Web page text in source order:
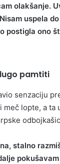
olakšanje.
uspela
postigla ono
pamtiti
senzaciju
meč lopte, a ta
stalno